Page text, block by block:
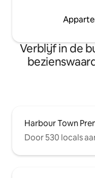
Verblijf in de
Harbour Town
Door 530 locals